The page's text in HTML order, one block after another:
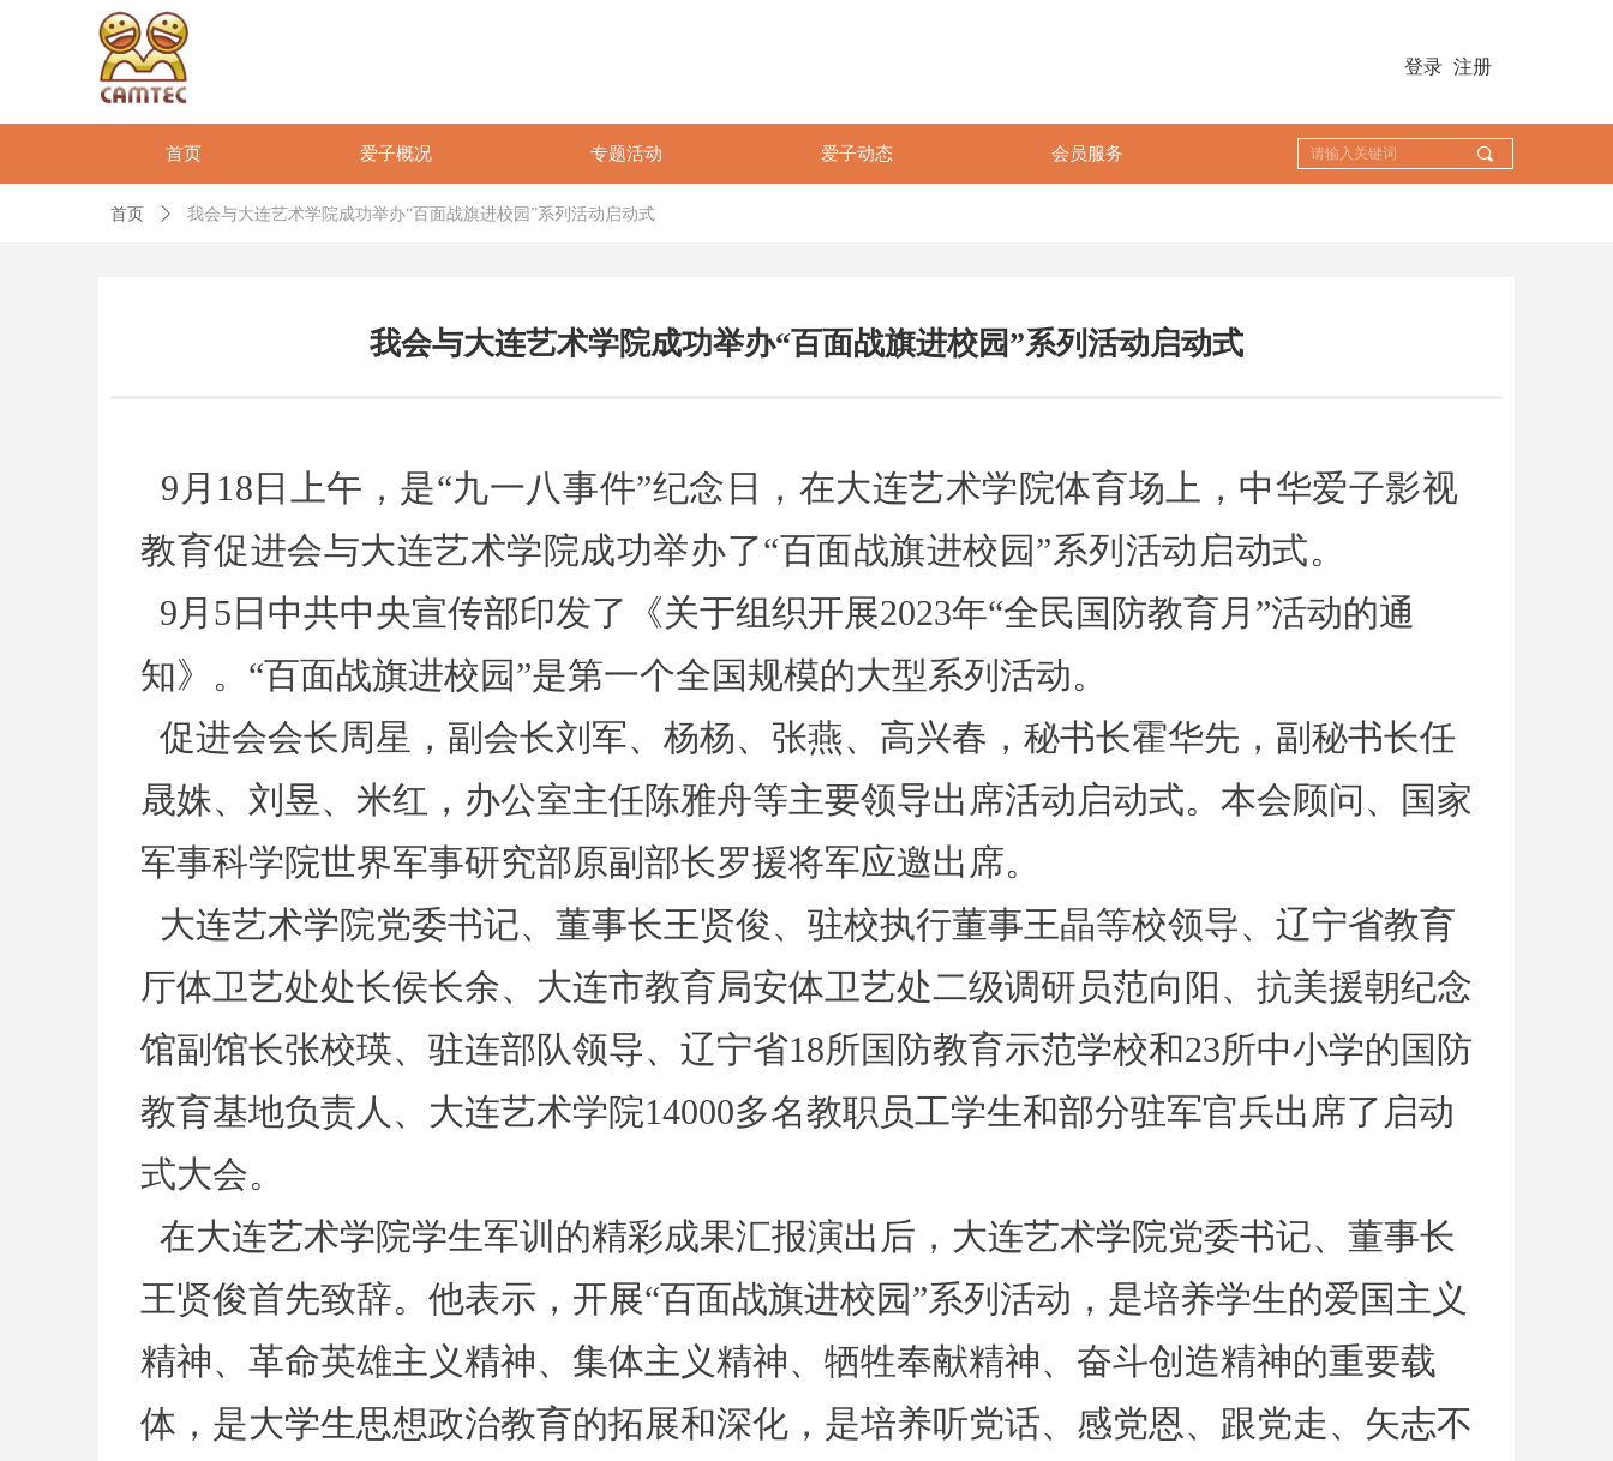
首页 爱子概况 专题活动 爱子动态 会员服务 끠
登录 注册
我会与大连艺术学院成功举办“百面战旗进校园”系列活动启动式
9月 18日上午，是“九一八事件”纪念日，在大连艺术学院体育场上，中华爱子影视
教育促进会与大连艺术学院成功举办了“百面战旗进校园”系列活动启动式。
9月 5日中共中央宣传部印发了《关于组织开展2023年“全民国防教育月”活动的通
知》。“百面战旗进校园”是第一个全国规模的大型系列活动。
促进会会长周星，副会长刘军、杨杨、张燕、高兴春，秘书长霍华先，副秘书长任
晟姝、刘昱、米红，办公室主任陈雅舟等主要领导出席活动启动式。本会顾问、国家
军事科学院世界军事研究部原副部长罗援将军应邀出席。
大连艺术学院党委书记、董事长王贤俊、驻校执行董事王晶等校领导、辽宁省教育
厅体卫艺处处长侯长余、大连市教育局安体卫艺处二级调研员范向阳、抗美援朝纪念
馆副馆长张校瑛、驻连部队领导、辽宁省18所国防教育示范学校和23所中小学的国防
教育基地负责人、大连艺术学院14000多名教职员工学生和部分驻军官兵出席了启动
式大会。
在大连艺术学院学生军训的精彩成果汇报演出后，大连艺术学院党委书记、董事长
王贤俊首先致辞。他表示，开展“百面战旗进校园”系列活动，是培养学生的爱国主义
精神、革命英雄主义精神、集体主义精神、牺牲奉献精神、奋斗创造精神的重要载
体，是大学生思想政治教育的拓展和深化，是培养听党话、感党恩、跟党走、矢志不
首页 ꄲ 我会与大连艺术学院成功举办“百面战旗进校园”系列活动启动式